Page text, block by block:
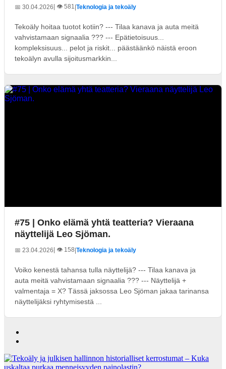
📅 30.04.2026| 👁️ 581 Teknologia ja tekoäly
Tekoäly hoitaa tuotot kotiin? --- Tilaa kanava ja auta meitä
vahvistamaan signaalia ??? --- Epätietoisuus...
kompleksisuus... pelot ja riskit... päästäänkö näistä eroon
tekoälyn avulla sijoitusmarkkin...
#75 | Onko elämä yhtä teatteria? Vieraana
näyttelijä Leo Sjöman.
📅 23.04.2026| 👁️ 158 Teknologia ja tekoäly
Voiko kenestä tahansa tulla näyttelijä? --- Tilaa kanava ja
auta meitä vahvistamaan signaalia ??? --- Näyttelijä +
valmentaja = X? Tässä jaksossa Leo Sjöman jakaa tarinansa
näyttelijäksi ryhtymisestä ...